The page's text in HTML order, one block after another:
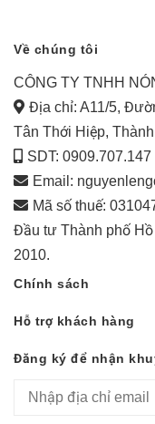
Về chúng tôi
CÔNG TY TNHH
Địa chỉ: A11/5,
Tân Thới Hiệp,
SDT: 0909.707.147
Email:
Mã số thuế:
Đầu tư Thành phố
2010.
Chính sách
Hỗ trợ khách hàng
Đăng ký để nhận